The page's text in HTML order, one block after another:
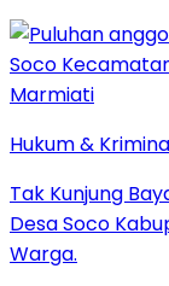
Hukum &
Tak Kunjung
Desa Soco
Warga.